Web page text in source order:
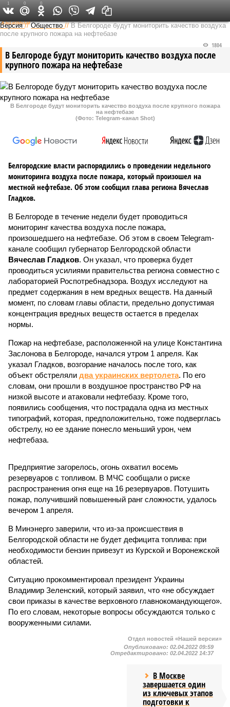
Федеральный выпуск
Версия //Общество //В Белгороде будут мониторить качество воздуха
после крупного пожара на нефтебазе
В Белгороде будут мониторить качество воздуха после
крупного пожара на нефтебазе
1804
В Белгороде будут мониторить качество воздуха после крупного пожара
на нефтебазе
(Фото: Telegram-канал Shot)
Белгородские власти распорядились о проведении недельного
мониторинга воздуха после пожара, который произошел на
местной нефтебазе. Об этом сообщил глава региона Вячеслав
Гладков.
В Белгороде в течение недели будет проводиться
мониторинг качества воздуха после пожара,
произошедшего на нефтебазе. Об этом в своем Telegram-
канале сообщил губернатор Белгородской области
Вячеслав Гладков. Он указал, что проверка будет
проводиться усилиями правительства региона совместно с
лабораторией Роспотребнадзора. Воздух исследуют на
предмет содержания в нем вредных веществ. На данный
момент, по словам главы области, предельно допустимая
концентрация вредных веществ остается в пределах
нормы.
Пожар на нефтебазе, расположенной на улице Константина
Заслонова в Белгороде, начался утром 1 апреля. Как
указал Гладков, возгорание началось после того, как
объект обстреляли два украинских вертолета. По его
словам, они прошли в воздушное пространство РФ на
низкой высоте и атаковали нефтебазу. Кроме того,
появились сообщения, что пострадала одна из местных
типографий, которая, предположительно, тоже подверглась
обстрелу, но ее здание понесло меньший урон, чем
нефтебаза.
Предприятие загорелось, огонь охватил восемь
резервуаров с топливом. В МЧС сообщали о риске
распространения огня еще на 16 резервуаров. Потушить
пожар, получивший повышенный ранг сложности, удалось
вечером 1 апреля.
В Минэнерго заверили, что из-за происшествия в
Белгородской области не будет дефицита топлива: при
необходимости бензин привезут из Курской и Воронежской
областей.
Ситуацию прокомментировал президент Украины
Владимир Зеленский, который заявил, что «не обсуждает
свои приказы в качестве верховного главнокомандующего».
По его словам, некоторые вопросы обсуждаются только с
вооруженными силами.
1 0 0
Отдел новостей «Нашей версии»
Опубликовано: 02.04.2022 09:59
Отредактировано: 02.04.2022 14:37
В Москве
завершается один
из ключевых этапов
подготовки к